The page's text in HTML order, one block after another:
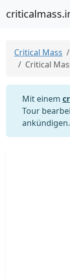
Critical Mass
Critical
Mit einem
Tour
ankündigen.